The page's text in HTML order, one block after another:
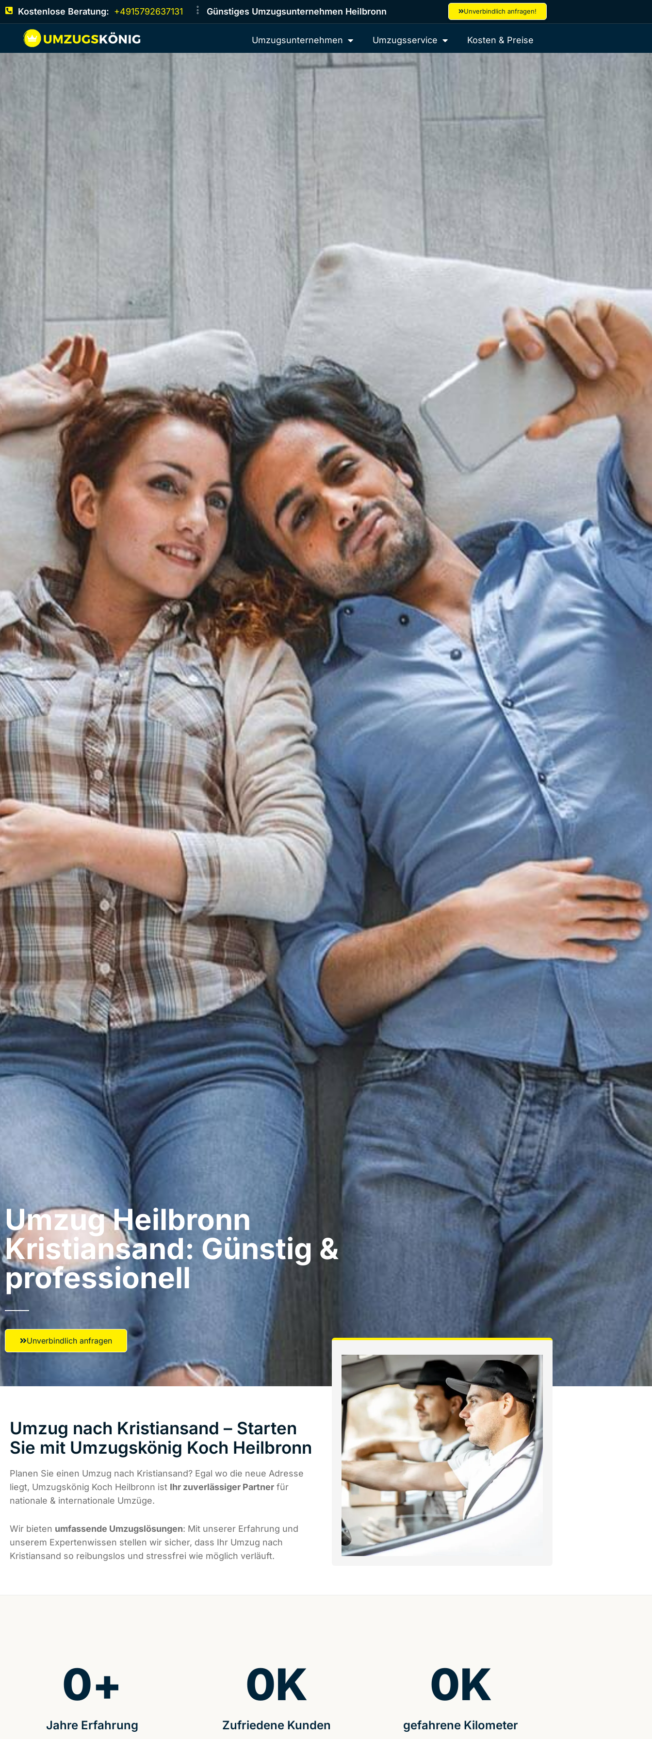
Kostenlose Beratung: +4915792637131 Günstiges Umzugsunternehmen Heilbronn Unverbindlich anfragen!
Umzugsunternehmen Umzugsservice Kosten & Preise
Umzug Heilbronn​
Kristiansand: Günstig &
professionell​
Unverbindlich anfragen
Umzug nach Kristiansand – Starten
Sie mit Umzugskönig Koch Heilbronn
Planen Sie einen Umzug nach Kristiansand? Egal wo die neue Adresse
liegt, Umzugskönig Koch Heilbronn ist Ihr zuverlässiger Partner für
nationale & internationale Umzüge.
Wir bieten umfassende Umzugslösungen: Mit unserer Erfahrung und
unserem Expertenwissen stellen wir sicher, dass Ihr Umzug nach
Kristiansand so reibungslos und stressfrei wie möglich verläuft.
Jahre Erfahrung
0+
Zufriedene Kunden
0K
gefahrene Kilometer
0K